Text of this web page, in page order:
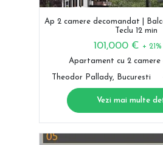
Ap 2 camere decomandat |
Teclu 12 min
101,000 € +
Apartament cu 2 camere
Theodor Pallady, Bucuresti
Vezi mai multe